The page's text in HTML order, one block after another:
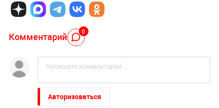
Комментарий 0
Авторизоваться